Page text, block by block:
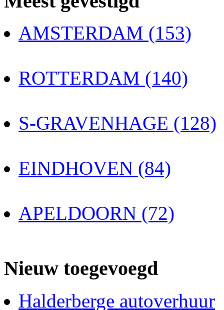
AMSTERDAM (153)
ROTTERDAM (140)
S-GRAVENHAGE (128)
EINDHOVEN (84)
APELDOORN (72)
Nieuw toegevoegd
Halderberge autoverhuur